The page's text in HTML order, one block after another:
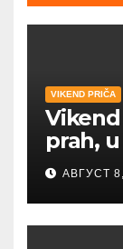
VIKEND PRIČA
Vikend
prah,
АВГУСТ